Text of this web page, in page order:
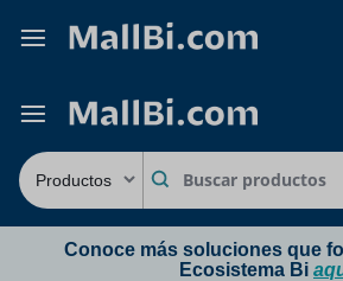
Conoce más soluciones que
Ecosistema Bi